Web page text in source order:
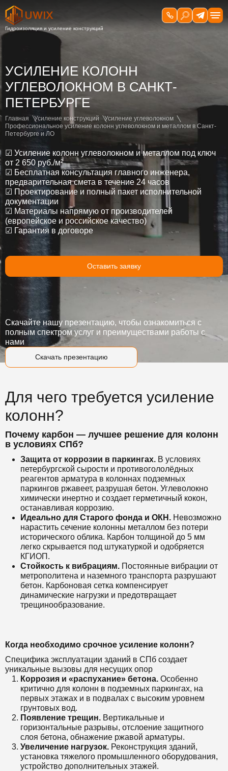
УСИЛЕНИЕ КОЛОНН
УГЛЕВОЛОКНОМ В САНКТ-
ПЕТЕРБУРГЕ
Главная Усиление конструкций
Усиление углеволокном
Профессиональное усиление колонн углеволокном и металлом в Санкт-
Петербурге и ЛО
☑ Усиление колонн углеволокном и металлом под ключ
от 2 650 руб./м²
☑ Бесплатная консультация главного инженера,
предварительная смета в течение 24 часов
☑ Проектирование и полный пакет исполнительной
документации
☑ Материалы напрямую от производителей
(европейское и российское качество)
☑ Гарантия в договоре
Оставить заявку
Скачать презентацию
Скачайте нашу презентацию, чтобы ознакомиться с
полным спектром услуг и преимуществами работы с
нами
Для чего требуется усиление
колонн?
Почему карбон — лучшее решение для колонн
в условиях СПб?
Защита от коррозии в паркингах. В условиях
петербургской сырости и противогололёдных
реагентов арматура в колоннах подземных
паркингов ржавеет, разрушая бетон. Углеволокно
химически инертно и создает герметичный кокон,
останавливая коррозию.
Идеально для Старого фонда и ОКН. Невозможно
нарастить сечение колонны металлом без потери
исторического облика. Карбон толщиной до 5 мм
легко скрывается под штукатуркой и одобряется
КГИОП.
Стойкость к вибрациям. Постоянные вибрации от
метрополитена и наземного транспорта разрушают
бетон. Карбоновая сетка компенсирует
динамические нагрузки и предотвращает
трещинообразование.
Когда необходимо срочное усиление колонн?
Специфика эксплуатации зданий в СПб создает
уникальные вызовы для несущих опор
Коррозия и «распухание» бетона. Особенно
критично для колонн в подземных паркингах, на
первых этажах и в подвалах с высоким уровнем
грунтовых вод.
Появление трещин. Вертикальные и
горизонтальные разрывы, отслоение защитного
слоя бетона, обнажение ржавой арматуры.
Увеличение нагрузок. Реконструкция зданий,
установка тяжелого промышленного оборудования,
устройство дополнительных этажей.